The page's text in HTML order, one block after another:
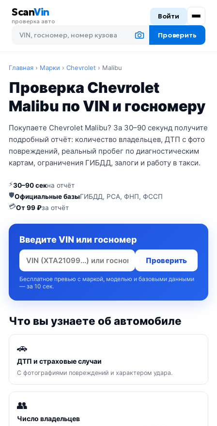
ScanVin
проверка авто
Проверить
Войти
Главная › Марки › Chevrolet › Malibu
Проверка Chevrolet
Malibu по VIN и госномеру
Покупаете Chevrolet Malibu? За 30–90 секунд получите
подробный отчёт: количество владельцев, ДТП с фото
повреждений, реальный пробег по диагностическим
картам, ограничения ГИБДД, залоги и работу в такси.
⚡30–90 секна отчёт
🛡Официальные базыГИБДД, РСА, ФНП, ФССП
💳От 99 ₽за отчёт
Введите VIN или госномер
Проверить
Бесплатное превью с маркой, моделью и базовыми данными
— за 10 сек.
Что вы узнаете об автомобиле
🚗
ДТП и страховые случаи
С фотографиями повреждений и характером удара.
👥
Число владельцев